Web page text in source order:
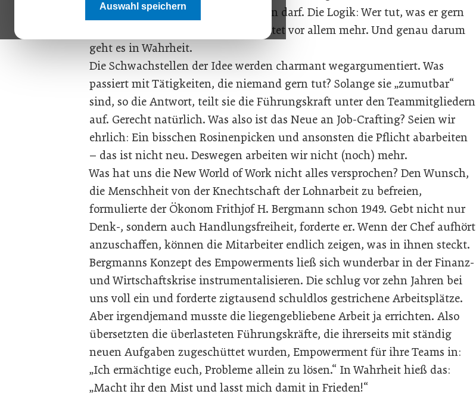
Auswahl speichern
sich jeder seinen Job selbst schnitzen darf. Die Logik: Wer tut, was er gern
tut, hat mehr Spaß daran und arbeitet vor allem mehr. Und genau darum
geht es in Wahrheit.
Die Schwachstellen der Idee werden charmant wegargumentiert. Was
passiert mit Tätigkeiten, die niemand gern tut? Solange sie „zumutbar“
sind, so die Antwort, teilt sie die Führungskraft unter den Teammitgliedern
auf. Gerecht natürlich. Was also ist das Neue an Job-Crafting? Seien wir
ehrlich: Ein bisschen Rosinenpicken und ansonsten die Pflicht abarbeiten
– das ist nicht neu. Deswegen arbeiten wir nicht (noch) mehr.
Was hat uns die New World of Work nicht alles versprochen? Den Wunsch,
die Menschheit von der Knechtschaft der Lohnarbeit zu befreien,
formulierte der Ökonom Frithjof H. Bergmann schon 1949. Gebt nicht nur
Denk-, sondern auch Handlungsfreiheit, forderte er. Wenn der Chef aufhört
anzuschaffen, können die Mitarbeiter endlich zeigen, was in ihnen steckt.
Bergmanns Konzept des Empowerments ließ sich wunderbar in der Finanz-
und Wirtschaftskrise instrumentalisieren. Die schlug vor zehn Jahren bei
uns voll ein und forderte zigtausend schuldlos gestrichene Arbeitsplätze.
Aber irgendjemand musste die liegengebliebene Arbeit ja errichten. Also
übersetzten die überlasteten Führungskräfte, die ihrerseits mit ständig
neuen Aufgaben zugeschüttet wurden, Empowerment für ihre Teams in:
„Ich ermächtige euch, Probleme allein zu lösen.“ In Wahrheit hieß das:
„Macht ihr den Mist und lasst mich damit in Frieden!“